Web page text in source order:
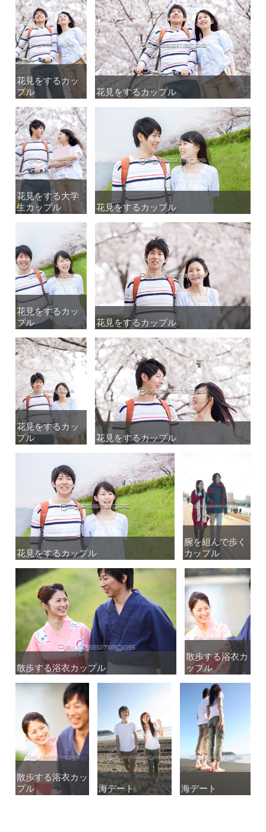
花見をするカッ
プル
花見をするカッ
プル
花見をするカップル
花見をするカップル
花見をする大学
生カップル
花見をする大学
生カップル
花見をするカップル
花見をするカップル
花見をするカッ
プル
花見をするカッ
プル
花見をするカップル
花見をするカップル
花見をするカッ
プル
花見をするカッ
プル
花見をするカップル
花見をするカップル
花見をするカップル
花見をするカップル
腕を組んで歩く
カップル
腕を組んで歩く
カップル
散歩する浴衣カップル
散歩する浴衣カップル
散歩する浴衣カ
ップル
散歩する浴衣カ
ップル
散歩する浴衣カッ
プル
散歩する浴衣カッ
プル
海デート
海デート 海デート
海デート